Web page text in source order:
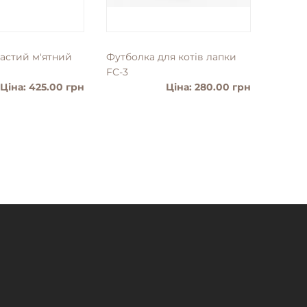
м'ятний
Ціна: 425.00 грн
Футболка для котiв лапки
FC-3
Ціна: 280.00 грн